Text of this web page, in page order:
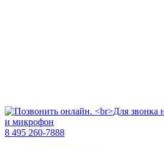
8 495 260-7888